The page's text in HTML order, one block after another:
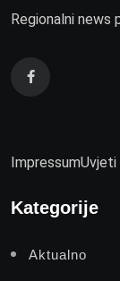
Regionalni news
ImpressumUvjeti
Kategorije
Aktualno